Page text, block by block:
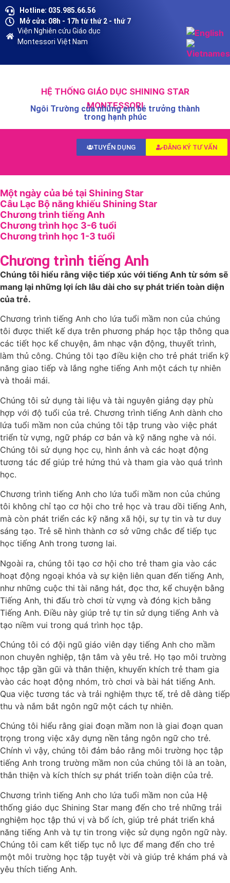
Hotline: 035.985.66.56
Mở cửa: 08h - 17h từ thứ 2 - thứ 7
Viện Nghiên cứu Giáo dục
Montessori Việt Nam
HỆ THỐNG GIÁO DỤC SHINING STAR
MONTESSORI
Ngôi Trường của những em bé trưởng thành
trong hạnh phúc
ĐĂNG KÝ TƯ VẤN
TUYỂN DỤNG
Một ngày của bé tại Shining Star
Câu Lạc Bộ năng khiếu Shining Star
Chương trình tiếng Anh
Chương trình học 3-6 tuổi
Chương trình học 1-3 tuổi
Chương trình tiếng Anh
Chúng tôi hiểu rằng việc tiếp xúc với tiếng Anh từ sớm sẽ
mang lại những lợi ích lâu dài cho sự phát triển toàn diện
của trẻ.
Chương trình tiếng Anh cho lứa tuổi mầm non của chúng
tôi được thiết kế dựa trên phương pháp học tập thông qua
các tiết học kể chuyện, âm nhạc vận động, thuyết trình,
làm thủ công. Chúng tôi tạo điều kiện cho trẻ phát triển kỹ
năng giao tiếp và lắng nghe tiếng Anh một cách tự nhiên
và thoải mái.
Chúng tôi sử dụng tài liệu và tài nguyên giảng dạy phù
hợp với độ tuổi của trẻ. Chương trình tiếng Anh dành cho
lứa tuổi mầm non của chúng tôi tập trung vào việc phát
triển từ vựng, ngữ pháp cơ bản và kỹ năng nghe và nói.
Chúng tôi sử dụng học cụ, hình ảnh và các hoạt động
tương tác để giúp trẻ hứng thú và tham gia vào quá trình
học.
Chương trình tiếng Anh cho lứa tuổi mầm non của chúng
tôi không chỉ tạo cơ hội cho trẻ học và trau dồi tiếng Anh,
mà còn phát triển các kỹ năng xã hội, sự tự tin và tư duy
sáng tạo. Trẻ sẽ hình thành cơ sở vững chắc để tiếp tục
học tiếng Anh trong tương lai.
Ngoài ra, chúng tôi tạo cơ hội cho trẻ tham gia vào các
hoạt động ngoại khóa và sự kiện liên quan đến tiếng Anh,
như những cuộc thi tài năng hát, đọc thơ, kể chuyện bằng
Tiếng Anh, thi đấu trò chơi từ vựng và đóng kịch bằng
Tiếng Anh. Điều này giúp trẻ tự tin sử dụng tiếng Anh và
tạo niềm vui trong quá trình học tập.
Chúng tôi có đội ngũ giáo viên dạy tiếng Anh cho mầm
non chuyên nghiệp, tận tâm và yêu trẻ. Họ tạo môi trường
học tập gần gũi và thân thiện, khuyến khích trẻ tham gia
vào các hoạt động nhóm, trò chơi và bài hát tiếng Anh.
Qua việc tương tác và trải nghiệm thực tế, trẻ dễ dàng tiếp
thu và nắm bắt ngôn ngữ một cách tự nhiên.
Chúng tôi hiểu rằng giai đoạn mầm non là giai đoạn quan
trọng trong việc xây dựng nền tảng ngôn ngữ cho trẻ.
Chính vì vậy, chúng tôi đảm bảo rằng môi trường học tập
tiếng Anh trong trường mầm non của chúng tôi là an toàn,
thân thiện và kích thích sự phát triển toàn diện của trẻ.
Chương trình tiếng Anh cho lứa tuổi mầm non của Hệ
thống giáo dục Shining Star mang đến cho trẻ những trải
nghiệm học tập thú vị và bổ ích, giúp trẻ phát triển khả
năng tiếng Anh và tự tin trong việc sử dụng ngôn ngữ này.
Chúng tôi cam kết tiếp tục nỗ lực để mang đến cho trẻ
một môi trường học tập tuyệt vời và giúp trẻ khám phá và
yêu thích tiếng Anh.